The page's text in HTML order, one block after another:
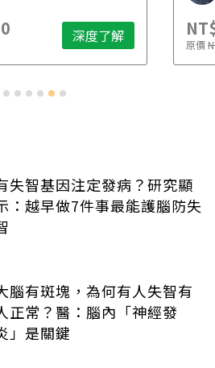
深度了解 原價
失智基因注定發病？研究顯
：越早做7件事最能護腦防失
腦有斑塊，為何有人失智有
正常？醫：腦內「神經發
」是關鍵